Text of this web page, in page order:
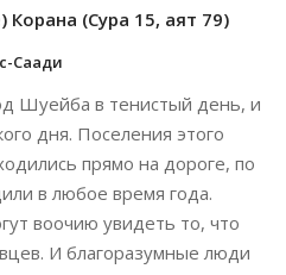
(Сура 15, аят 79)
Саади
Шуейба в тенистый день, и
дня. Поселения этого
прямо на дороге, по
в любое время года.
воочию увидеть то, что
И благоразумные люди